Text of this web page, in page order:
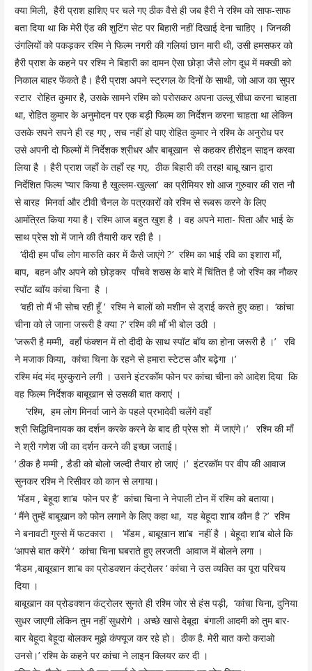
क्या मिली, हैरी प्राश हाशिए पर चले गए ठीक वैसे ही जब हैरी ने रश्मि को साफ-साफ
बता दिया था कि मेरी ऍड की शुटिंग सेट पर बिहारी नहीं दिखाई देना चाहिए । जिनकी
उंगलियों को पकड़कर रश्मि ने फिल्म नगरी की गलियां छान मारी थी, उसी हमसफर को
हैरी प्राश के कहने पर रश्मि ने बिहारी का दामन ऐसा छोड़ा जैसे लोग दूध में मक्खी को
निकाल बाहर फेंकते है। हैरी प्राश अपने स्ट्रगल के दिनों के साथी, जो आज का सुपर
स्टार रोहित कुमार है, उसके सामने रश्मि को परोसकर अपना उल्लू सीधा करना चाहता
था, रोहित कुमार के अनुमोदन पर एक बड़ी फिल्म का निर्देशन करना चाहता था लेकिन
उसके सपने सपने ही रह गए , सच नहीं हो पाए रोहित कुमार ने रश्मि के अनुरोध पर
उसे अपनी दो फिल्मों में निर्देशक श्रीधर और बाबूखान से कहकर हीरोइन साइन करवा
लिया है । हैरी प्राश जहाँ के तहाँ रह गए, ठीक बिहारी की तरह! बाबू खान द्वारा
निर्देशित फिल्म ‘प्यार किया है खुल्लम-खुल्ला’ का प्रीमियर शो आज गुरुवार की रात नौ
से बारह मिनर्वा और टीवी चैनल के पत्रकारों को रश्मि से रूबरू करने के लिए
आमंत्रित किया गया है। रश्मि आज बहुत खुश है । वह अपने माता- पिता और भाई के
साथ प्रेस शो में जाने की तैयारी कर रही है ।
‘दीदी हम पाँच लोग मारुति कार में कैसे जाएंगे ?’ रश्मि का भाई रवि का इशारा माँ,
बाप, बहन और अपने को छोड़कर पाँचवे शख्स के बारे में चिंतित है जो रश्मि का नौकर
स्पॉट ब्वॉय कांचा चिना है ।
‘वही तो मैं भी सोच रही हूँ ‘ रश्मि ने बालों को मशीन से ड्राई करते हुए कहा। ‘कांचा
चीना को ले जाना जरूरी है क्या ?’ रश्मि की माँ भी बोल उठी ।
‘जरूरी है मम्मी, वहाँ फंक्शन में तो दीदी के साथ स्पॉट बॉय का होना जरूरी है ।’ रवि
ने मजाक किया, कांचा चिना के रहने से हमारा स्टेटस और बढ़ेगा ।’
रश्मि मंद मंद मुस्कुराने लगी । उसने इंटरकॉम फोन पर कांचा चीना को आदेश दिया कि
वह फिल्म निर्देशक बाबूखान से उसकी बात कराएं ।
‘रश्मि, हम लोग मिनर्वा जाने के पहले प्रभादेवी चलेंगे वहाँ
श्री सिद्धिविनायक का दर्शन करके करने के बाद ही प्रेस शो में जाएंगे।’ रश्मि की माँ
ने श्री गणेश जी का दर्शन करने की इच्छा जताई।
‘ ठीक है मम्मी , डैडी को बोलो जल्दी तैयार हो जाएं ।’ इंटरकॉम पर वीप की आवाज
सुनकर रश्मि ने रिसीवर को कान से लगाया।
‘मॅडम , बेहूदा शा’ब फोन पर है’ कांचा चिना ने नेपाली टोन में रश्मि को बताया।
‘ मैंने तुम्हें बाबूखान को फोन लगाने के लिए कहा था, यह बेहूदा शा’ब कौन है ?’ रश्मि
ने बनावटी गुस्से में फटकारा । ‘मॅडम , बाबूखान शा’ब नहीं है । बेहूदा शा’ब बोले कि
‘आपसे बात करेंगे ‘ कांचा चिना घबराते हुए लरजती आवाज में बोलने लगा ।
‘मैडम ,बाबूखान शा’ब का प्रोडक्शन कंट्रोलर ‘ कांचा ने उस व्यक्ति का पूरा परिचय
दिया ।
बाबूखान का प्रोडक्शन कंट्रोलर सुनते ही रश्मि जोर से हंस पड़ी, ‘कांचा चिना, दुनिया
सुधर जाएगी लेकिन तुम नहीं सुधरोगे । अच्छे खासे देबूदा बंगाली आदमी को तुम बार-
बार बेहूदा बेहूदा बोलकर मुझे कंफ्यूज कर रहे हो। ठीक है. मेरी बात करो कराओ
उनसे।’ रश्मि के कहने पर कांचा ने लाइन क्लियर कर दी ।